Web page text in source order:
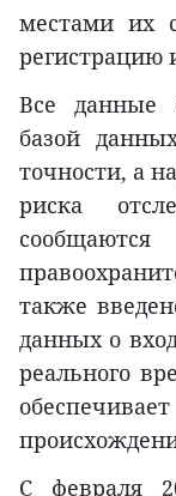
местами их
регистрацию
Все данные
базой
точности, а
риска
также
данных о
реального
С февраля